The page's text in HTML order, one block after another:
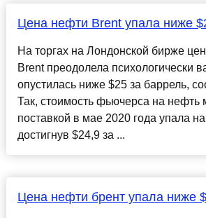
Цена нефти Brent упала ниже
На торгах на Лондонской бирже
Brent преодолела психологически
опустилась ниже $25 за баррель,
Так, стоимость фьючерса на нефть
поставкой в мае 2020 года упала
достигнув $24,9 за ...
Цена нефти брент упала ниже